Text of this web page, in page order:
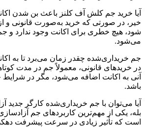
آیا خرید جم کلش آف کلنز باعث بن شدن
خیر، در صورتی که خرید به‌صورت قانونی و
شود، هیچ خطری برای اکانت وجود ندارد و
می‌شود.
جم خریداری‌شده چقدر زمان می‌برد تا به
در خریدهای قانونی، معمولاً جم در مدت
آنی به اکانت اضافه می‌شود، مگر در
باشد.
آیا می‌توان با جم خریداری‌شده کارگر جدید
بله، یکی از مهم‌ترین کاربردهای جم
است که تأثیر زیادی در سرعت پیشرفت